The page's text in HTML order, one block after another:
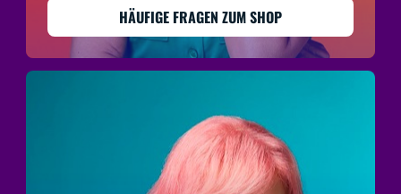
HÄUFIGE FRAGEN ZUM SHOP